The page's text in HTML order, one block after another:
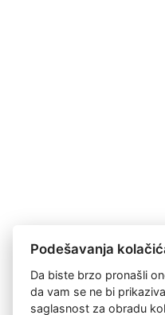
Podešavanja
Da biste brzo pronašli
da vam se ne bi
saglasnost zaobradu